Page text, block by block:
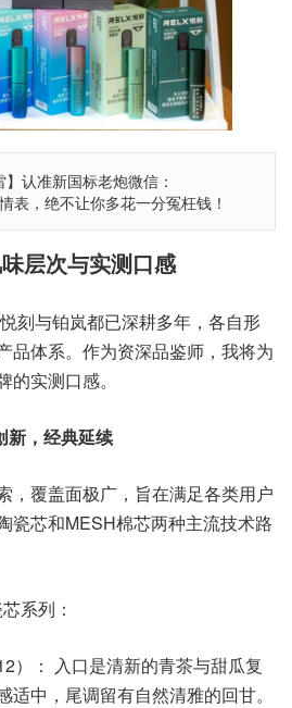
】认准新国标老炮微信：
表，绝不让你多花一分冤枉钱！
层次与实测口感
刻与铂岚都已深耕多年，各自形
品体系。作为资深品鉴师，我将为
实测口感。
新，经典延续
，覆盖面极广，旨在满足各类用户
瓷芯和MESH棉芯两种主流技术路
系列：
）： 入口是清新的青茶与甜瓜复
适中，尾调留有自然清雅的回甘。